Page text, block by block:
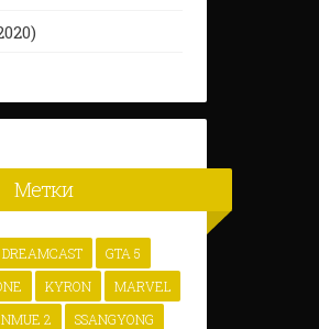
Метки
DREAMCAST
GTA 5
KYRON
MARVEL
2
SSANGYONG